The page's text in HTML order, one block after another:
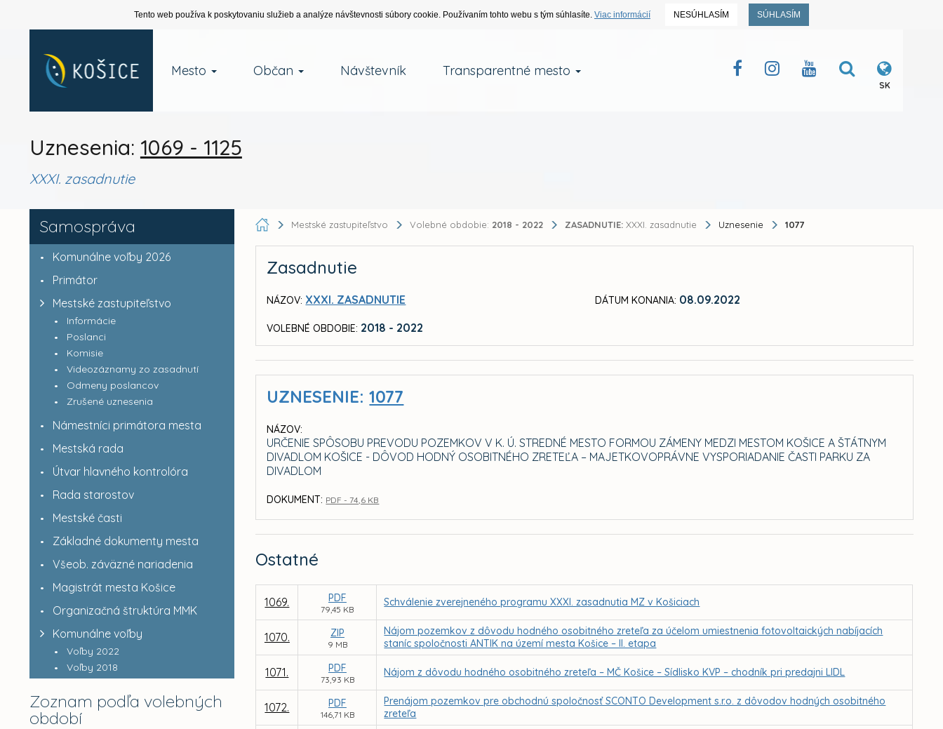
Tento web používa k poskytovaniu služieb a analýze návštevnosti súbory cookie. Používaním tohto webu s tým súhlasíte. Viac informácií NESÚHLASÍM SÚHLASÍM
Mesto Občan Návštevník Transparentné mesto
SK
Uznesenia: 1069 - 1125
XXXI. zasadnutie
Samospráva
Komunálne voľby 2026
Primátor
Mestské zastupiteľstvo
Informácie
Poslanci
Komisie
Videozáznamy zo zasadnutí
Odmeny poslancov
Zrušené uznesenia
Námestníci primátora mesta
Mestská rada
Útvar hlavného kontrolóra
Rada starostov
Mestské časti
Základné dokumenty mesta
Všeob. záväzné nariadenia
Magistrát mesta Košice
Organizačná štruktúra MMK
Komunálne voľby
Voľby 2022
Voľby 2018
Zoznam podľa volebných
období
Mestské zastupiteľstvo Volebné obdobie: 2018 - 2022 ZASADNUTIE: XXXI. zasadnutie Uznesenie 1077
Zasadnutie
NÁZOV: XXXI. ZASADNUTIE
VOLEBNÉ OBDOBIE: 2018 - 2022
DÁTUM KONANIA: 08.09.2022
UZNESENIE:1077
NÁZOV:
URČENIE SPÔSOBU PREVODU POZEMKOV V K. Ú. STREDNÉ MESTO FORMOU ZÁMENY MEDZI MESTOM KOŠICE A ŠTÁTNYM
DIVADLOM KOŠICE - DÔVOD HODNÝ OSOBITNÉHO ZRETEĽA – MAJETKOVOPRÁVNE VYSPORIADANIE ČASTI PARKU ZA
DIVADLOM
DOKUMENT: PDF - 74,6 KB
Ostatné
1069. PDF
79,45 KB
Schválenie zverejneného programu XXXI. zasadnutia MZ v Košiciach
1070. ZIP
9 MB
Nájom pozemkov z dôvodu hodného osobitného zreteľa za účelom umiestnenia fotovoltaických nabíjacích
staníc spoločnosti ANTIK na území mesta Košice – II. etapa
1071. PDF
73,93 KB
Nájom z dôvodu hodného osobitného zreteľa – MČ Košice – Sídlisko KVP – chodník pri predajni LIDL
1072. PDF
146,71 KB
Prenájom pozemkov pre obchodnú spoločnosť SCONTO Development s.r.o. z dôvodov hodných osobitného
zreteľa